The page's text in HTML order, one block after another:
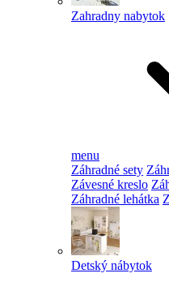
Zahradny nabytok
menu
Záhradné sety
Závesné kreslo
Záhradné lehátka
Detský nábytok